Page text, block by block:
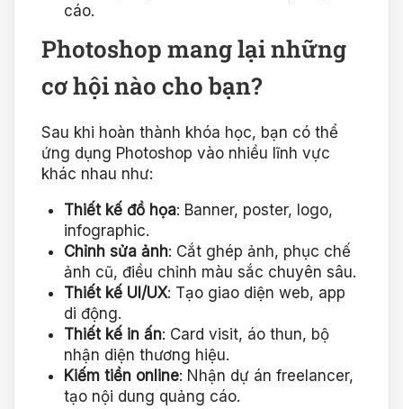
cáo.
Photoshop mang lại những
cơ hội nào cho bạn?
Sau khi hoàn thành khóa học, bạn có thể
ứng dụng Photoshop vào nhiều lĩnh vực
khác nhau như:
Thiết kế đồ họa: Banner, poster, logo,
infographic.
Chỉnh sửa ảnh: Cắt ghép ảnh, phục chế
ảnh cũ, điều chỉnh màu sắc chuyên sâu.
Thiết kế UI/UX: Tạo giao diện web, app
di động.
Thiết kế in ấn: Card visit, áo thun, bộ
nhận diện thương hiệu.
Kiếm tiền online: Nhận dự án freelancer,
tạo nội dung quảng cáo.